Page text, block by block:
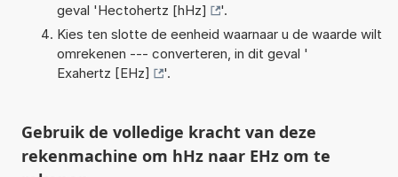
geval 'Hectohertz [hHz]
'.
Kies ten slotte de eenheid waarnaar u de waarde wilt
omrekenen --- converteren, in dit geval '
Exahertz [EHz]
'.
Gebruik de volledige kracht van deze
rekenmachine om hHz naar EHz om te